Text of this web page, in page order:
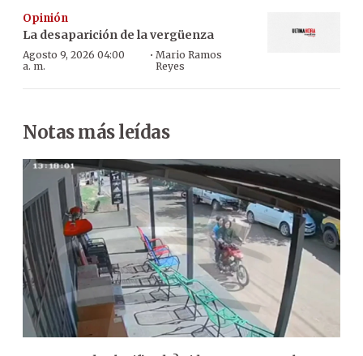
Opinión
La desaparición de la vergüenza
Agosto 9, 2026 04:00
a. m.
· Mario Ramos
Reyes
Notas más leídas